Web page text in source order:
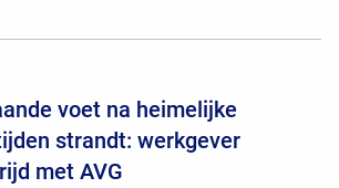
voet na heimelijke
strandt: werkgever
met AVG